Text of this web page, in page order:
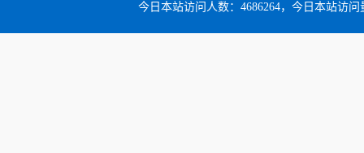
今日本站访问人数：4686264，今日本站访问